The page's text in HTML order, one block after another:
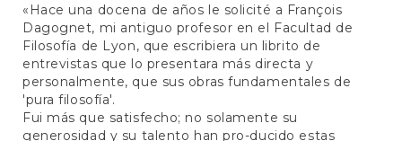
«Hace una docena de años le solicité a François
Dagognet, mi antiguo profesor en el Facultad de
Filosofía de Lyon, que escribiera un librito de
entrevistas que lo presentara más directa y
personalmente, que sus obras fundamentales de
'pura filosofía'.
Fui más que satisfecho; no solamente su
generosidad y su talento han pro-ducido estas